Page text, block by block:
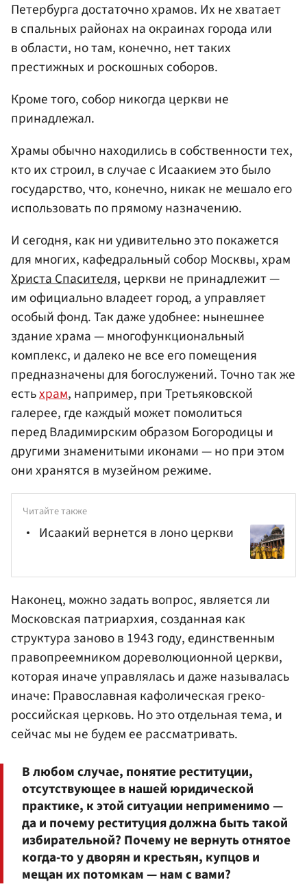
Петербурга достаточно храмов. Их не хватает
в спальных районах на окраинах города или
в области, но там, конечно, нет таких
престижных и роскошных соборов.
Кроме того, собор никогда церкви не
принадлежал.
Храмы обычно находились в собственности тех,
кто их строил, в случае с Исаакием это было
государство, что, конечно, никак не мешало его
использовать по прямому назначению.
И сегодня, как ни удивительно это покажется
для многих, кафедральный собор Москвы, храм
Христа Спасителя, церкви не принадлежит —
им официально владеет город, а управляет
особый фонд. Так даже удобнее: нынешнее
здание храма — многофункциональный
комплекс, и далеко не все его помещения
предназначены для богослужений. Точно так же
естьхрам, например, при Третьяковской
галерее, где каждый может помолиться
перед Владимирским образом Богородицы и
другими знаменитыми иконами — но при этом
они хранятся в музейном режиме.
Читайте также
Исаакий вернется в лоно церкви
Наконец, можно задать вопрос, является ли
Московская патриархия, созданная как
структура заново в 1943 году, единственным
правопреемником дореволюционной церкви,
которая иначе управлялась и даже называлась
иначе: Православная кафолическая греко-
российская церковь. Но это отдельная тема, и
сейчас мы не будем ее рассматривать.
В любом случае, понятие реституции,
отсутствующее в нашей юридической
практике, к этой ситуации неприменимо —
да и почему реституция должна быть такой
избирательной? Почему не вернуть отнятое
когда-то у дворян и крестьян, купцов и
мещан их потомкам — нам с вами?